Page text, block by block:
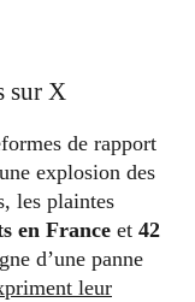
sur X
de rapport
explosion des
les plaintes
en France et 42
d’une panne
leur